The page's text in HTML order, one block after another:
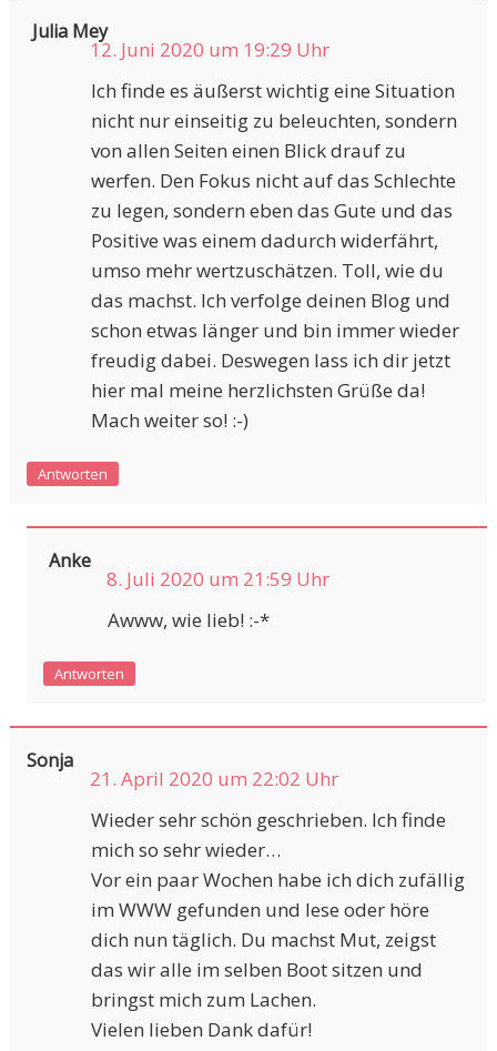
Julia Mey
12. Juni 2020 um 19:29 Uhr
Ich finde es äußerst wichtig eine Situation
nicht nur einseitig zu beleuchten, sondern
von allen Seiten einen Blick drauf zu
werfen. Den Fokus nicht auf das Schlechte
zu legen, sondern eben das Gute und das
Positive was einem dadurch widerfährt,
umso mehr wertzuschätzen. Toll, wie du
das machst. Ich verfolge deinen Blog und
schon etwas länger und bin immer wieder
freudig dabei. Deswegen lass ich dir jetzt
hier mal meine herzlichsten Grüße da!
Mach weiter so! :-)
Antworten
Anke
8. Juli 2020 um 21:59 Uhr
Awww, wie lieb! :-*
Antworten
Sonja
21. April 2020 um 22:02 Uhr
Wieder sehr schön geschrieben. Ich finde
mich so sehr wieder…
Vor ein paar Wochen habe ich dich zufällig
im WWW gefunden und lese oder höre
dich nun täglich. Du machst Mut, zeigst
das wir alle im selben Boot sitzen und
bringst mich zum Lachen.
Vielen lieben Dank dafür!